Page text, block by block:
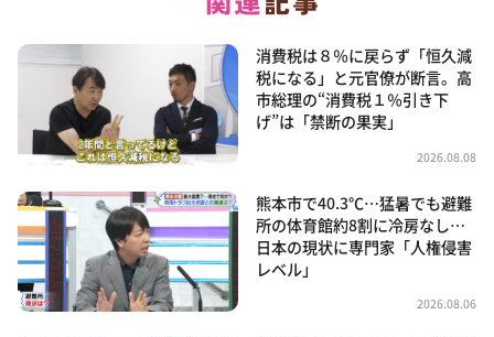
消費税は８％に戻らず「恒久減
税になる」と元官僚が断言。高
市総理の“消費税１％引き下
げ”は「禁断の果実」
2026.08.08
熊本市で40.3℃…猛暑でも避難
所の体育館約8割に冷房なし…
日本の現状に専門家「人権侵害
レベル」
2026.08.06